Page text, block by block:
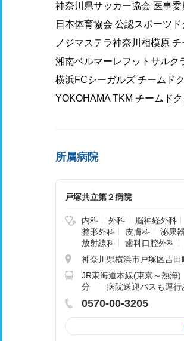
神奈川県サッカー協会 医事委
日本体育協会 公認スポーツド
ノジマステラ神奈川相模原
湘南ベルマーレフットサルク
横浜FCシーガルズ チームド
YOKOHAMA TKM チームド
所属病院
戸塚共立第２病院
内科 外科 脳神経外科
整形外科
皮膚科 泌尿
放射線科
歯科口腔外科
神奈川県横浜市戸塚区吉田
JR東海道本線(東京～熱
分 病院送迎バスも運行
0570-00-3205